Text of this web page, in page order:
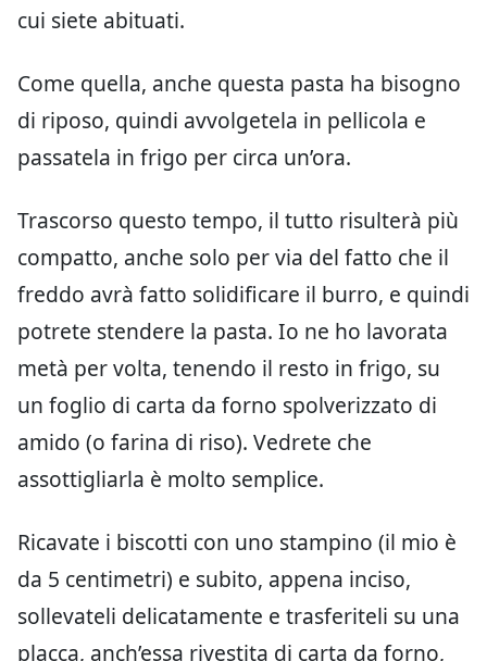
cui siete abituati.
Come quella, anche questa pasta ha bisogno
di riposo, quindi avvolgetela in pellicola e
passatela in frigo per circa un’ora.
Trascorso questo tempo, il tutto risulterà più
compatto, anche solo per via del fatto che il
freddo avrà fatto solidificare il burro, e quindi
potrete stendere la pasta. Io ne ho lavorata
metà per volta, tenendo il resto in frigo, su
un foglio di carta da forno spolverizzato di
amido (o farina di riso). Vedrete che
assottigliarla è molto semplice.
Ricavate i biscotti con uno stampino (il mio è
da 5 centimetri) e subito, appena inciso,
sollevateli delicatamente e trasferiteli su una
placca, anch’essa rivestita di carta da forno,